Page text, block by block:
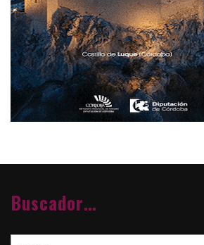
Buscador…